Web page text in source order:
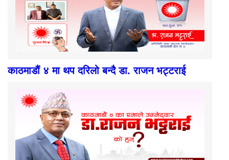
काठमाडौं ४ मा थप दरिलो बन्दै डा. राजन भट्टराई